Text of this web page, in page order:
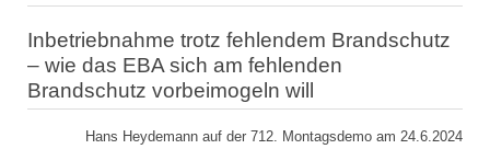
Inbetriebnahme trotz fehlendem Brandschutz
– wie das EBA sich am fehlenden
Brandschutz vorbeimogeln will
Hans Heydemann auf der 712. Montagsdemo am 24.6.2024